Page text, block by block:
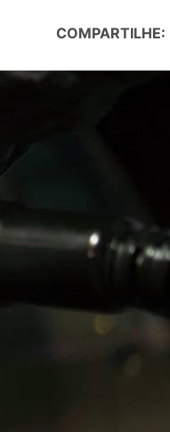
COMPARTILHE: